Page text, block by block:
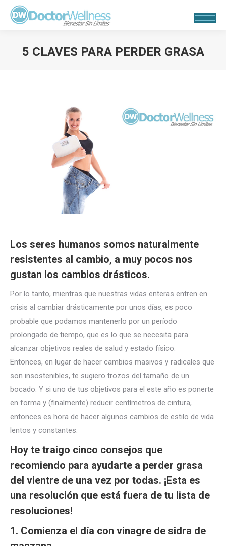
5 CLAVES PARA PERDER GRASA
Los seres humanos somos naturalmente
resistentes al cambio, a muy pocos nos
gustan los cambios drásticos.
Por lo tanto, mientras que nuestras vidas enteras entren en
crisis al cambiar drásticamente por unos días, es poco
probable que podamos mantenerlo por un período
prolongado de tiempo, que es lo que se necesita para
alcanzar objetivos reales de salud y estado físico.
Entonces, en lugar de hacer cambios masivos y radicales que
son insostenibles, te sugiero trozos del tamaño de un
bocado. Y si uno de tus objetivos para el este año es ponerte
en forma y (finalmente) reducir centímetros de cintura,
entonces es hora de hacer algunos cambios de estilo de vida
lentos y constantes.
Hoy te traigo cinco consejos que
recomiendo para ayudarte a perder grasa
del vientre de una vez por todas. ¡Esta es
una resolución que está fuera de tu lista de
resoluciones!
1. Comienza el día con vinagre de sidra de